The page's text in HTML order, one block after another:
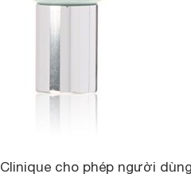
Clinique cho phép người